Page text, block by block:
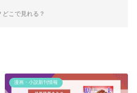
どこで見れる？
漫画・小説新刊情報